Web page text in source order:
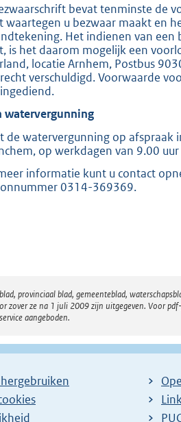
bevat tenminste de
waartegen u bezwaar maakt en
Het indienen van
is het daarom mogelijk een
locatie Arnhem, Postbus
verschuldigd. Voorwaarde
watervergunning
de watervergunning op afspraak
op werkdagen van 9.00
informatie kunt u contact
0314-369369.
provinciaal blad, gemeenteblad,
zover ze na 1 juli 2009 zijn uitgegeven. Voor
aangeboden.